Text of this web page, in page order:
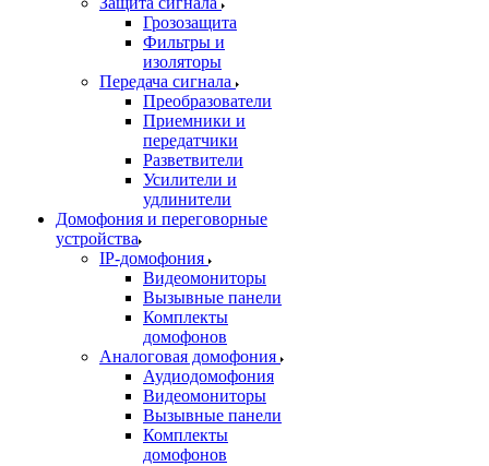
Грозозащита
Фильтры и
изоляторы
Передача сигнала
Преобразователи
Приемники и
передатчики
Разветвители
Усилители и
удлинители
Домофония и переговорные
устройства
IP-домофония
Видеомониторы
Вызывные панели
Комплекты
домофонов
Аналоговая домофония
Аудиодомофония
Видеомониторы
Вызывные панели
Комплекты
домофонов